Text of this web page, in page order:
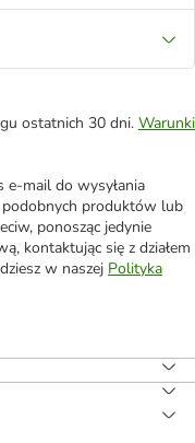
ostatnich 30 dni. Warunki
mail do wysyłania
podobnych produktów lub
ponosząc jedynie
kontaktując się z działem
w naszej Polityka